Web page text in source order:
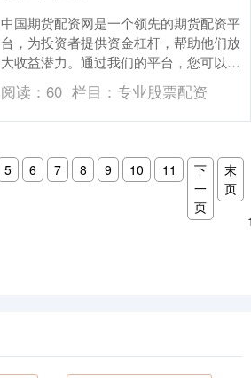
中国期货配资网是一个领先的期货配资平
台，为投资者提供资金杠杆，帮助他们放
大收益潜力。通过我们的平台，您可以轻
松获得资金，扩大您的期货交易规模，并
提升您的投资回报....
阅读：60 栏目： 专业股票配资
5 6 7 8 9 10 11
下
一
页
末
页